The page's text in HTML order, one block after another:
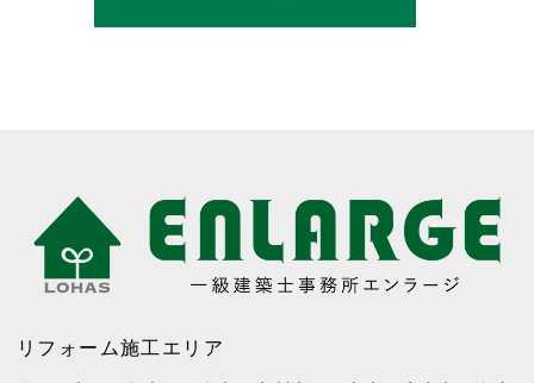
リフォーム施工エリア